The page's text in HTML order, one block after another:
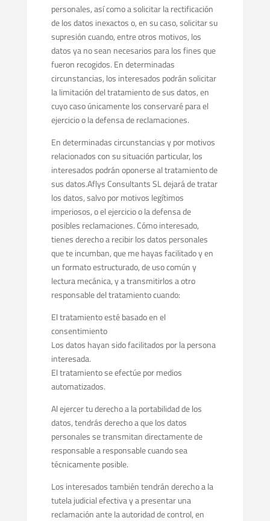
personales, así como a solicitar la rectificación
de los datos inexactos o, en su caso, solicitar su
supresión cuando, entre otros motivos, los
datos ya no sean necesarios para los fines que
fueron recogidos. En determinadas
circunstancias, los interesados podrán solicitar
la limitación del tratamiento de sus datos, en
cuyo caso únicamente los conservaré para el
ejercicio o la defensa de reclamaciones.
En determinadas circunstancias y por motivos
relacionados con su situación particular, los
interesados podrán oponerse al tratamiento de
sus datos.Aflys Consultants SL dejará de tratar
los datos, salvo por motivos legítimos
imperiosos, o el ejercicio o la defensa de
posibles reclamaciones. Cómo interesado,
tienes derecho a recibir los datos personales
que te incumban, que me hayas facilitado y en
un formato estructurado, de uso común y
lectura mecánica, y a transmitirlos a otro
responsable del tratamiento cuando:
El tratamiento esté basado en el
consentimiento
Los datos hayan sido facilitados por la persona
interesada.
El tratamiento se efectúe por medios
automatizados.
Al ejercer tu derecho a la portabilidad de los
datos, tendrás derecho a que los datos
personales se transmitan directamente de
responsable a responsable cuando sea
técnicamente posible.
Los interesados también tendrán derecho a la
tutela judicial efectiva y a presentar una
reclamación ante la autoridad de control, en